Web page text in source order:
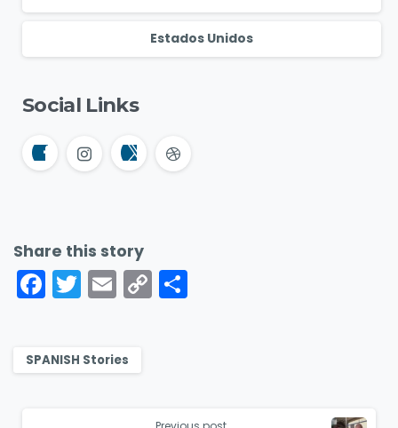
Estados Unidos
Social Links
Share this story
Facebook
Twitter
Email
Copy
Link
SPANISH Stories